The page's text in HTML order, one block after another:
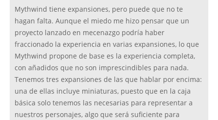
Mythwind tiene expansiones, pero puede que no te
hagan falta. Aunque el miedo me hizo pensar que un
proyecto lanzado en mecenazgo podría haber
fraccionado la experiencia en varias expansiones, lo que
Mythwind propone de base es la experiencia completa,
con añadidos que no son imprescindibles para nada.
Tenemos tres expansiones de las que hablar por encima:
una de ellas incluye miniaturas, puesto que en la caja
básica solo tenemos las necesarias para representar a
nuestros personajes, algo que será suficiente para